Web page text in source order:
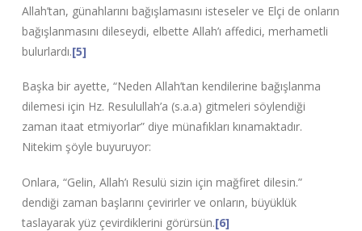
Allah’tan, günahlarını bağışlamasını isteseler ve Elçi de onların
bağışlanmasını dileseydi, elbette Allah’ı affedici, merhametli
bulurlardı.[5]
Başka bir ayette, “Neden Allah’tan kendilerine bağışlanma
dilemesi için Hz. Resulullah’a (s.a.a) gitmeleri söylendiği
zaman itaat etmiyorlar” diye münafıkları kınamaktadır.
Nitekim şöyle buyuruyor:
Onlara, “Gelin, Allah’ı Resulü sizin için mağfiret dilesin.”
dendiği zaman başlarını çevirirler ve onların, büyüklük
taslayarak yüz çevirdiklerini görürsün.[6]